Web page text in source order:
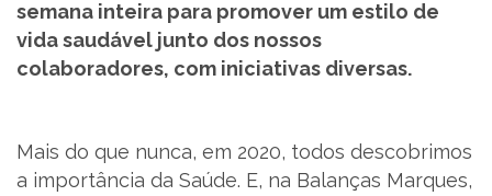
CONTACTOS
BLOG
semana inteira para promover um estilo de
vida saudável junto dos nossos
colaboradores, com iniciativas diversas.
Mais do que nunca, em 2020, todos descobrimos
a importância da Saúde. E, na Balanças Marques,